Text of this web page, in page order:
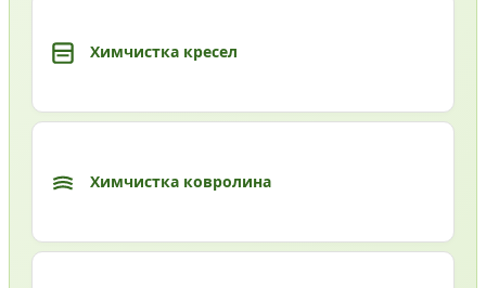
Химчистка кресел
Химчистка ковролина